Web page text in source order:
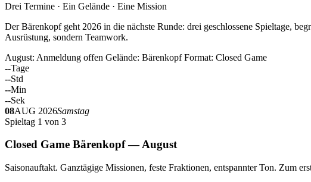
Drei Termine · Ein Gelände · Eine Mission
Der Bärenkopf geht 2026 in die nächste Runde: drei geschlossene Spieltage,
Ausrüstung, sondern Teamwork.
August: Anmeldung offen Gelände: Bärenkopf Format: Closed Game
--Tage
--Std
--Min
--Sek
08AUG 2026Samstag
Spieltag 1 von 3
Closed Game Bärenkopf — August
Saisonauftakt. Ganztägige Missionen, feste Fraktionen, entspannter Ton. Zum